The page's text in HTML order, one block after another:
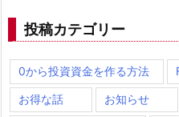
投稿カテゴリー
0から投資資金を作る方法
お得な話 お知らせ